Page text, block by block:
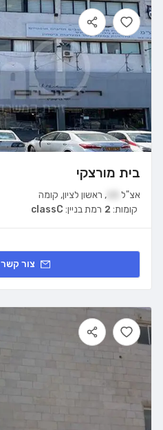
בית מורצקי
אצ"ל , ראשון לציון, קומה
רמת בניין: classC קומות: 2
צור קשר